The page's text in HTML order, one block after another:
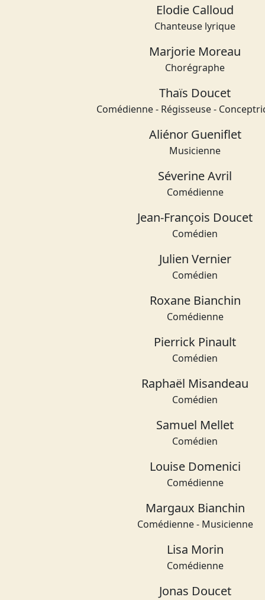
Elodie Calloud
Chanteuse lyrique
Marjorie Moreau
Chorégraphe
Thaïs Doucet
Comédienne - Régisseuse -
Aliénor Gueniflet
Musicienne
Séverine Avril
Comédienne
Jean-François Doucet
Comédien
Julien Vernier
Comédien
Roxane Bianchin
Comédienne
Pierrick Pinault
Comédien
Raphaël Misandeau
Comédien
Samuel Mellet
Comédien
Louise Domenici
Comédienne
Margaux Bianchin
Comédienne - Musicienne
Lisa Morin
Comédienne
Jonas Doucet